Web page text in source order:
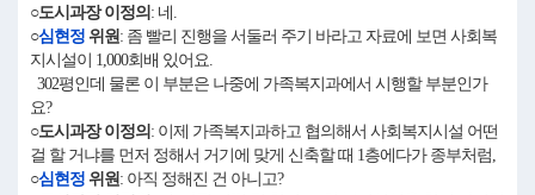
○도시과장 이정의 : 네.
○심현정 위원: 좀 빨리 진행을 서둘러 주기 바라고 자료에 보면 사회복
지시설이 1,000회배 있어요.
302평인데 물론 이 부분은 나중에 가족복지과에서 시행할 부분인가
요?
○도시과장 이정의 : 이제 가족복지과하고 협의해서 사회복지시설 어떤
걸 할 거냐를 먼저 정해서 거기에 맞게 신축할 때 1층에다가 종부처럼,
○심현정 위원: 아직 정해진 건 아니고?